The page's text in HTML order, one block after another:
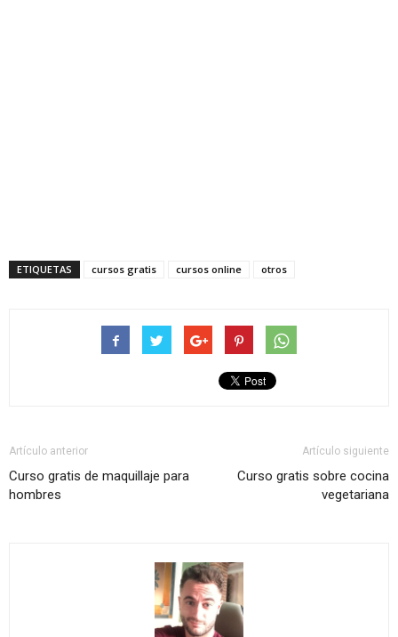
ETIQUETAS cursos gratis cursos online otros
Artículo anterior
Curso gratis de maquillaje para
hombres
Artículo siguiente
Curso gratis sobre cocina
vegetariana